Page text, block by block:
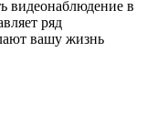
видеонаблюдение в
ряд
вашу жизнь